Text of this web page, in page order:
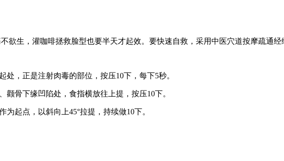
欲生，灌咖啡拯救脸型也要半天才起效。要快速自救，采用中医穴道按摩疏通
处，正是注射肉毒的部位，按压10下，每下5秒。
颧骨下缘凹陷处，食指横放往上提，按压10下。
为起点，以斜向上45°拉提，持续做10下。